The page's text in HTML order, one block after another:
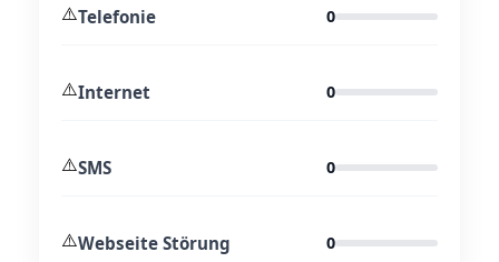
⚠️Telefonie 0
⚠️Internet 0
⚠️SMS 0
⚠️Webseite Störung 0